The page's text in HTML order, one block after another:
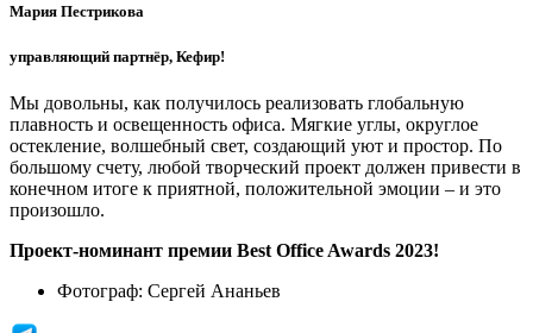
Мария Пестрикова
управляющий партнёр, Кефир!
Мы довольны, как получилось реализовать глобальную
плавность и освещенность офиса. Мягкие углы, округлое
остекление, волшебный свет, создающий уют и простор. По
большому счету, любой творческий проект должен привести в
конечном итоге к приятной, положительной эмоции – и это
произошло.
Проект-номинант премии Best Office Awards 2023!
Фотограф: Сергей Ананьев